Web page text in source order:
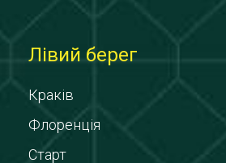
Лівий берег
Краків
Флоренція
Старт